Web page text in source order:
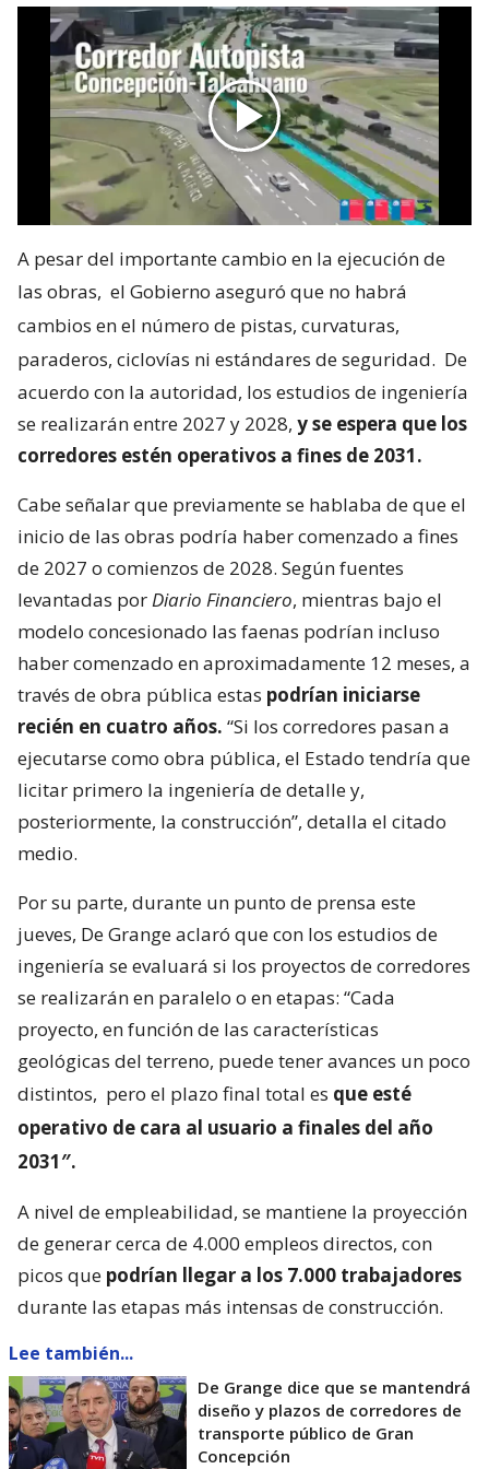
A pesar del importante cambio en la ejecución de
las obras, el Gobierno aseguró que no habrá
cambios en el número de pistas, curvaturas,
paraderos, ciclovías ni estándares de seguridad. De
acuerdo con la autoridad, los estudios de ingeniería
se realizarán entre 2027 y 2028, y se espera que los
corredores estén operativos a fines de 2031.
Cabe señalar que previamente se hablaba de que el
inicio de las obras podría haber comenzado a fines
de 2027 o comienzos de 2028. Según fuentes
levantadas porDiario Financiero, mientras bajo el
modelo concesionado las faenas podrían incluso
haber comenzado en aproximadamente 12 meses, a
través de obra pública estas podrían iniciarse
recién en cuatro años. “Si los corredores pasan a
ejecutarse como obra pública, el Estado tendría que
licitar primero la ingeniería de detalle y,
posteriormente, la construcción”, detalla el citado
medio.
Por su parte, durante un punto de prensa este
jueves, De Grange aclaró que con los estudios de
ingeniería se evaluará si los proyectos de corredores
se realizarán en paralelo o en etapas: “Cada
proyecto, en función de las características
geológicas del terreno, puede tener avances un poco
distintos, pero el plazo final total es que esté
operativo de cara al usuario a finales del año
2031″.
A nivel de empleabilidad, se mantiene la proyección
de generar cerca de 4.000 empleos directos, con
picos que podrían llegar a los 7.000 trabajadores
durante las etapas más intensas de construcción.
Lee también...
De Grange dice que se mantendrá
diseño y plazos de corredores de
transporte público de Gran
Concepción